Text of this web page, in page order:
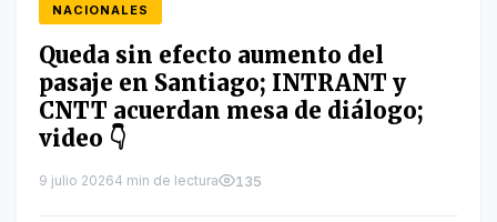
NACIONALES
Queda sin efecto aumento del
pasaje en Santiago; INTRANT y
CNTT acuerdan mesa de diálogo;
video 👇
9 julio 20264 min de lectura 135